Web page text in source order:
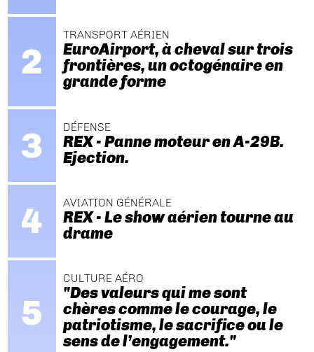
TRANSPORT AÉRIEN
EuroAirport, à cheval sur trois
frontières, un octogénaire en
grande forme
DÉFENSE
REX - Panne moteur en A-29B.
Ejection.
AVIATION GÉNÉRALE
REX - Le show aérien tourne au
drame
CULTURE AÉRO
"Des valeurs qui me sont
chères comme le courage, le
patriotisme, le sacrifice ou le
sens de l’engagement."